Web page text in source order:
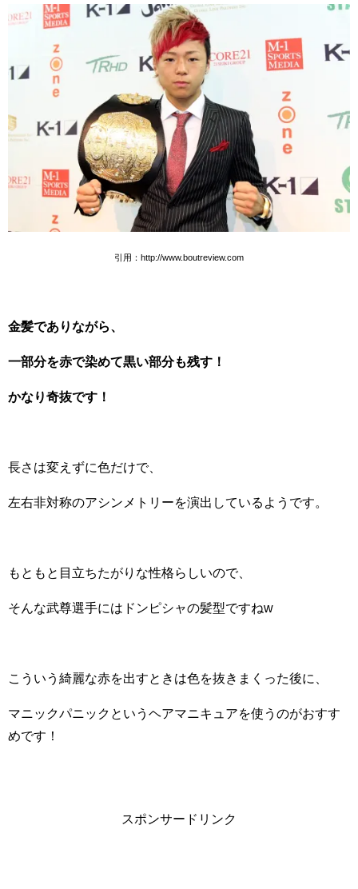
引用：http://www.boutreview.com
金髪でありながら、
一部分を赤で染めて黒い部分も残す！
かなり奇抜です！
長さは変えずに色だけで、
左右非対称のアシンメトリーを演出しているようです。
もともと目立ちたがりな性格らしいので、
そんな武尊選手にはドンピシャの髪型ですねw
こういう綺麗な赤を出すときは色を抜きまくった後に、
マニックパニックというヘアマニキュアを使うのがおすす
めです！
スポンサードリンク